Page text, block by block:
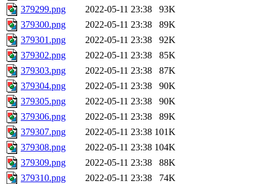
379299.png
2022-05-11 23:38
93K
379300.png
2022-05-11 23:38
89K
379301.png
2022-05-11 23:38
92K
379302.png
2022-05-11 23:38
85K
379303.png
2022-05-11 23:38
87K
379304.png
2022-05-11 23:38
90K
379305.png
2022-05-11 23:38
90K
379306.png
2022-05-11 23:38
89K
379307.png
2022-05-11 23:38 101K
379308.png
2022-05-11 23:38 104K
379309.png
2022-05-11 23:38
88K
379310.png
2022-05-11 23:38
74K